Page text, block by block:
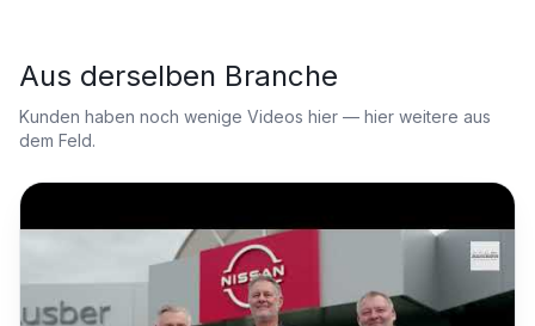
Aus derselben Branche
Kunden haben noch wenige Videos hier — hier weitere aus
dem Feld.